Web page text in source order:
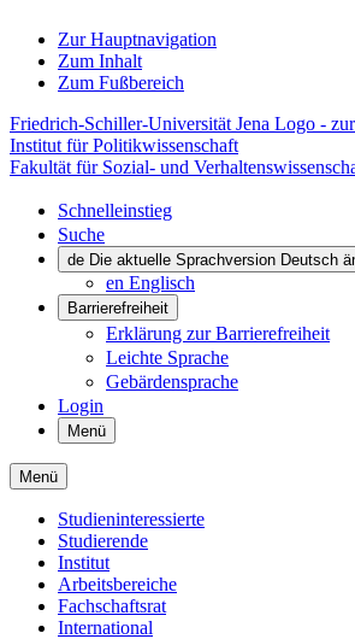
Zur Hauptnavigation
Zum Inhalt
Zum Fußbereich
Friedrich-Schiller-Universität Jena Logo -
Institut für Politikwissenschaft
Fakultät für Sozial- und
Schnelleinstieg
Suche
de Die aktuelle Sprachversion Deutsch
en Englisch
Barrierefreiheit
Erklärung zur Barrierefreiheit
Leichte Sprache
Gebärdensprache
Login
Menü
Menü
Studieninteressierte
Studierende
Institut
Arbeitsbereiche
Fachschaftsrat
International